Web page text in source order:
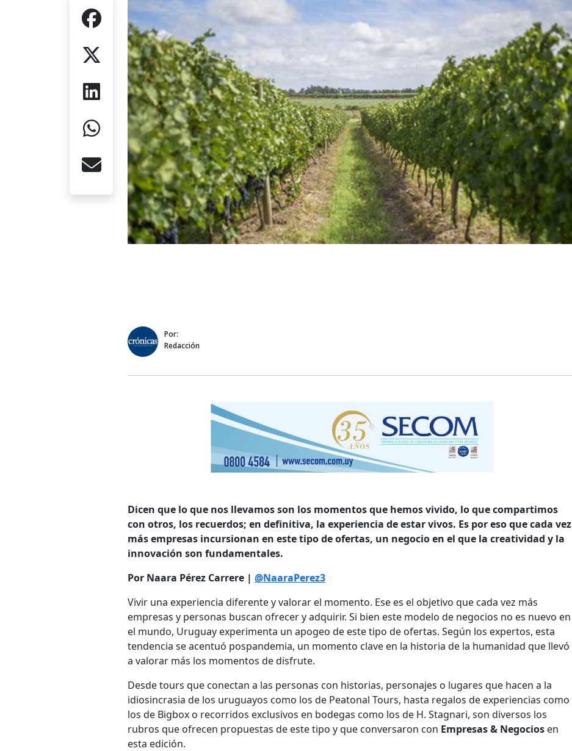
Por:
Redacción
Dicen que lo que nos llevamos son los momentos que hemos vivido, lo que compartimos
con otros, los recuerdos; en definitiva, la experiencia de estar vivos. Es por eso que cada vez
más empresas incursionan en este tipo de ofertas, un negocio en el que la creatividad y la
innovación son fundamentales.
Por Naara Pérez Carrere | @NaaraPerez3
Vivir una experiencia diferente y valorar el momento. Ese es el objetivo que cada vez más
empresas y personas buscan ofrecer y adquirir. Si bien este modelo de negocios no es nuevo en
el mundo, Uruguay experimenta un apogeo de este tipo de ofertas. Según los expertos, esta
tendencia se acentuó pospandemia, un momento clave en la historia de la humanidad que llevó
a valorar más los momentos de disfrute.
Desde tours que conectan a las personas con historias, personajes o lugares que hacen a la
idiosincrasia de los uruguayos como los de Peatonal Tours, hasta regalos de experiencias como
los de Bigbox o recorridos exclusivos en bodegas como los de H. Stagnari, son diversos los
rubros que ofrecen propuestas de este tipo y que conversaron con Empresas & Negocios en
esta edición.